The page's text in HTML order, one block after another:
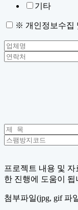
기타
※ 개인정보수집
프로젝트 내용 및
한 진행에 도움이 됩
첨부파일(jpg, gif 파